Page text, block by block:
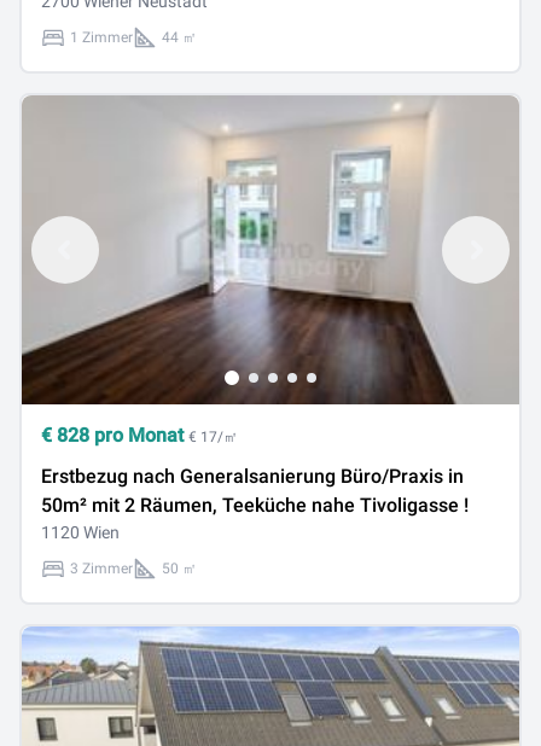
1 Zimmer 44 ㎡
€ 828 pro Monat € 17/㎡
Erstbezug nach Generalsanierung Büro/Praxis in
50m² mit 2 Räumen, Teeküche nahe Tivoligasse !
1120 Wien
3 Zimmer 50 ㎡